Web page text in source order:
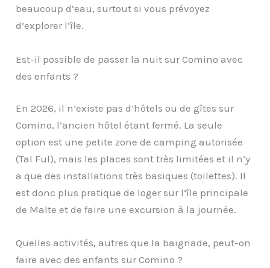
beaucoup d’eau, surtout si vous prévoyez
d’explorer l’île.
Est-il possible de passer la nuit sur Comino avec
des enfants ?
En 2026, il n’existe pas d’hôtels ou de gîtes sur
Comino, l’ancien hôtel étant fermé. La seule
option est une petite zone de camping autorisée
(Tal Ful), mais les places sont très limitées et il n’y
a que des installations très basiques (toilettes). Il
est donc plus pratique de loger sur l’île principale
de Malte et de faire une excursion à la journée.
Quelles activités, autres que la baignade, peut-on
faire avec des enfants sur Comino ?